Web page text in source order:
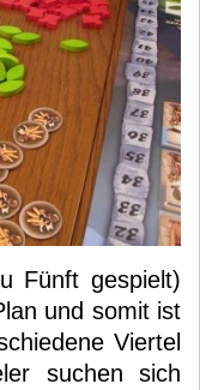
Fünft gespielt)
und somit ist
Viertel
suchen sich